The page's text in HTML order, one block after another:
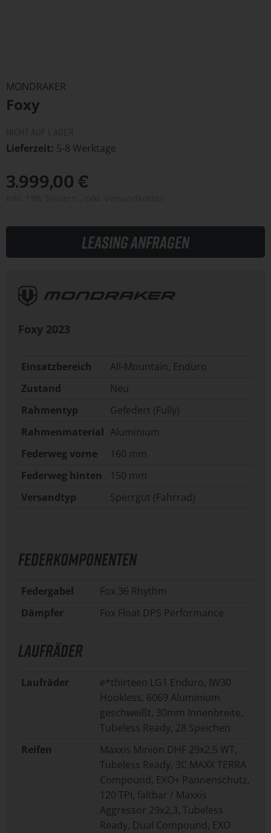
der
Bildergalerie
springen
MONDRAKER
Foxy
Lieferzeit 5-8 Werktage
3.999,00 €
Leasing anfragen
Foxy 2023
Einsatzbereich
All-Mountain, Enduro
Zustand
Neu
Rahmentyp
Gefedert (Fully)
Rahmenmaterial Aluminium
Federweg vorne
160 mm
Federweg hinten
150 mm
Versandtyp
Sperrgut (Fahrrad)
FEDERKOMPONENTEN
Federgabel
Fox 36 Rhythm
Dämpfer
Fox Float DPS Performance
LAUFRÄDER
Laufräder
e*thirteen LG1 Enduro, IW30
Hookless, 6069 Aluminium
geschweißt, 30mm Innenbreite,
Tubeless Ready, 28 Speichen
Reifen
Maxxis Minion DHF 29x2,5 WT,
Tubeless Ready, 3C MAXX TERRA
Compound, EXO+ Pannenschutz,
120 TPI, faltbar / Maxxis
Aggressor 29x2,3, Tubeless
Ready, Dual Compound, EXO